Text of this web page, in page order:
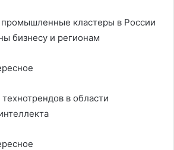
промышленные кластеры в России
бизнесу и регионам
в области